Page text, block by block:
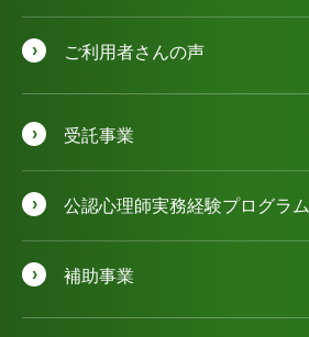
ご利用者さんの声
受託事業
公認⼼理師実務経験プログラム
補助事業